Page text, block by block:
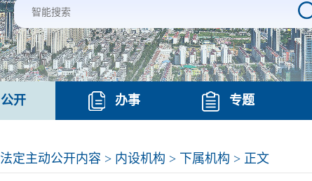
公开 办事 专题
法定主动公开内容 > 内设机构 > 下属机构 > 正文